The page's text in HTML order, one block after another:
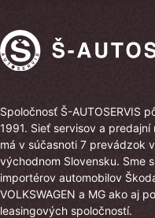
Spoločnosť Š-AUTOSERVIS
1991. Sieť servisov a
má v súčasnoti 7 prevádzok
východnom Slovensku. Sme
importérov automobilov
VOLKSWAGEN a MG ako aj
leasingových spoločností.